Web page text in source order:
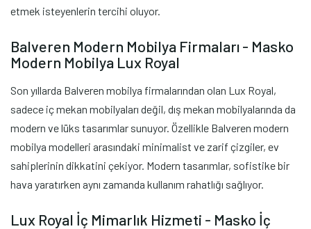
etmek isteyenlerin tercihi oluyor.
Balveren Modern Mobilya Firmaları - Masko
Modern Mobilya Lux Royal
Son yıllarda Balveren mobilya firmalarından olan Lux Royal,
sadece iç mekan mobilyaları değil, dış mekan mobilyalarında da
modern ve lüks tasarımlar sunuyor. Özellikle Balveren modern
mobilya modelleri arasındaki minimalist ve zarif çizgiler, ev
sahiplerinin dikkatini çekiyor. Modern tasarımlar, sofistike bir
hava yaratırken aynı zamanda kullanım rahatlığı sağlıyor.
Lux Royal İç Mimarlık Hizmeti - Masko İç